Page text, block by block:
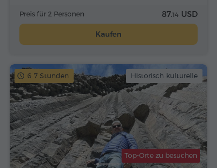
Preis für 2 Personen 87.14 USD
Kaufen
6-7 Stunden Historisch-kulturelle
Top-Orte zu besuchen